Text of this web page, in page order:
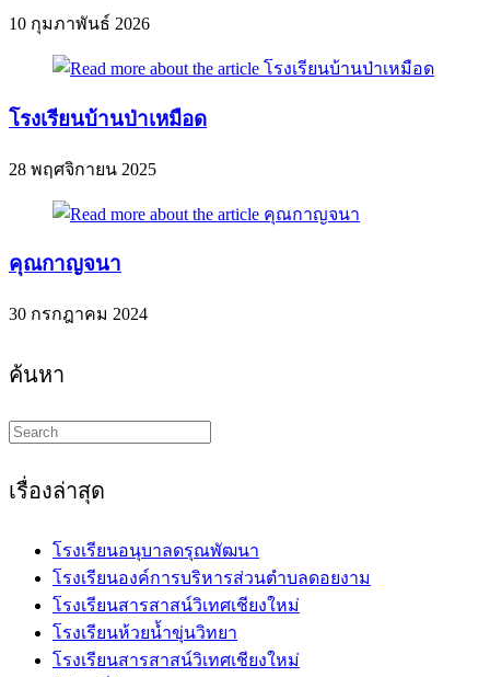
10 กุมภาพันธ์ 2026
โรงเรียนบ้านป่าเหมือด
28 พฤศจิกายน 2025
คุณกาญจนา
30 กรกฎาคม 2024
ค้นหา
Search
this
เรื่องล่าสุด
โรงเรียนอนุบาลดรุณพัฒนา
โรงเรียนองค์การบริหารส่วนตำบลดอยงาม
โรงเรียนสารสาสน์วิเทศเชียงใหม่
โรงเรียนห้วยน้ำขุ่นวิทยา
โรงเรียนสารสาสน์วิเทศเชียงใหม่